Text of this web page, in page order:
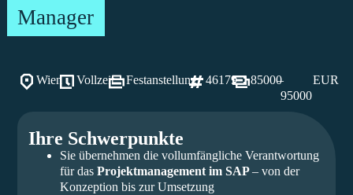
Manager
Wien Vollzeit Festanstellung 46179 85000–
95000
EUR
Ihre Schwerpunkte
Sie übernehmen die vollumfängliche Verantwortung
für das Projektmanagement im SAP– von der
Konzeption bis zur Umsetzung